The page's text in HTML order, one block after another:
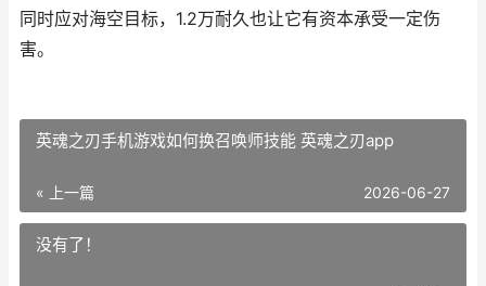
同时应对海空目标，1.2万耐久也让它有资本承受一定伤
害。
英魂之刃手机游戏如何换召唤师技能 英魂之刃app
« 上一篇 2026-06-27
没有了！